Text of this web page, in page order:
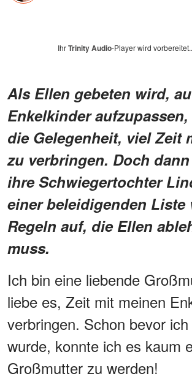
IhrTrinity Audio-Player wird
Als Ellen gebeten wird,
Enkelkinder
die Gelegenheit, viel Zeit
zu verbringen. Doch
ihre Schwiegertochter
einer beleidigenden Liste
Regeln auf, die Ellen
muss.
Ich bin eine liebende
liebe es, Zeit mit meinen
verbringen. Schon bevor
wurde, konnte ich es kaum
Großmutter zu werden!